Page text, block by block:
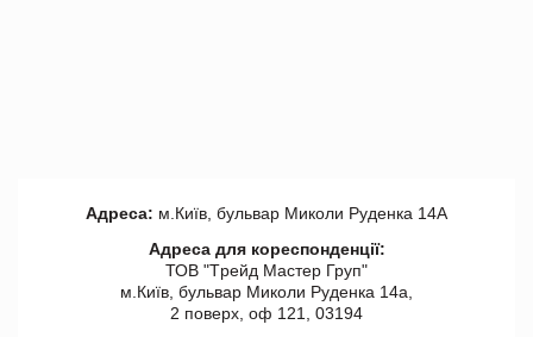
Адреса: м.Київ, бульвар Миколи Руденка 14А
Адреса для кореспонденції:
ТОВ "Tрейд Мастер Груп"
м.Київ, бульвар Миколи Руденка 14а,
2 поверх, оф 121, 03194